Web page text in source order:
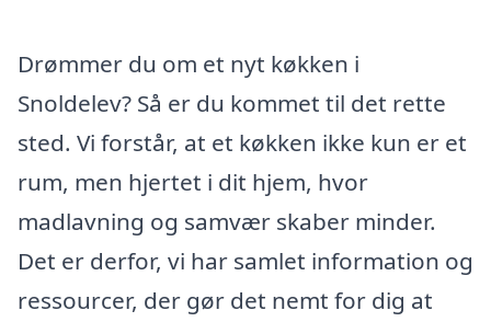
Drømmer du om et nyt køkken i
Snoldelev? Så er du kommet til det rette
sted. Vi forstår, at et køkken ikke kun er et
rum, men hjertet i dit hjem, hvor
madlavning og samvær skaber minder.
Det er derfor, vi har samlet information og
ressourcer, der gør det nemt for dig at